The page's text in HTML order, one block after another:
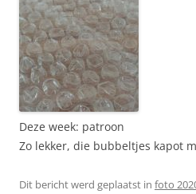
Deze week: patroon
Zo lekker, die bubbeltjes kapot
Dit bericht werd geplaatst in foto